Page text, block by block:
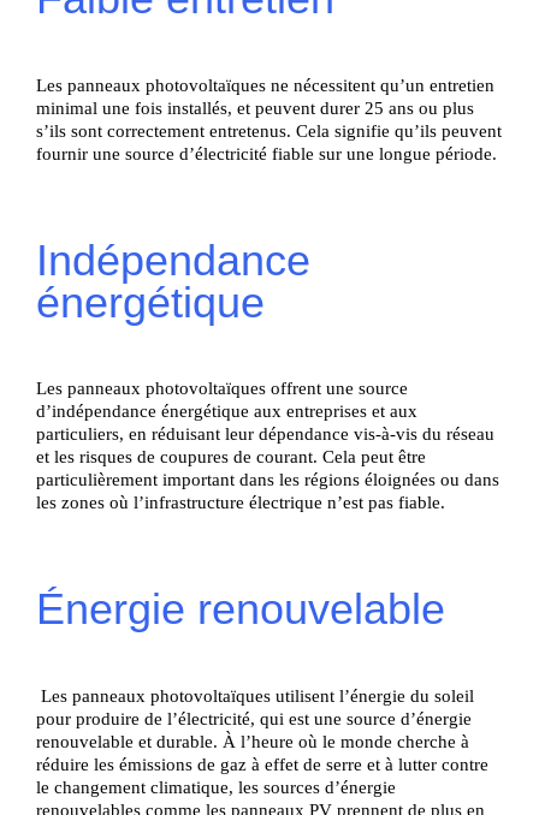
Les panneaux photovoltaïques ne nécessitent qu’un entretien
minimal une fois installés, et peuvent durer 25 ans ou plus
s’ils sont correctement entretenus. Cela signifie qu’ils peuvent
fournir une source d’électricité fiable sur une longue période.
Indépendance
énergétique
Les panneaux photovoltaïques offrent une source
d’indépendance énergétique aux entreprises et aux
particuliers, en réduisant leur dépendance vis-à-vis du réseau
et les risques de coupures de courant. Cela peut être
particulièrement important dans les régions éloignées ou dans
les zones où l’infrastructure électrique n’est pas fiable.
Énergie renouvelable
Les panneaux photovoltaïques utilisent l’énergie du soleil
pour produire de l’électricité, qui est une source d’énergie
renouvelable et durable. À l’heure où le monde cherche à
réduire les émissions de gaz à effet de serre et à lutter contre
le changement climatique, les sources d’énergie
renouvelables comme les panneaux PV prennent de plus en